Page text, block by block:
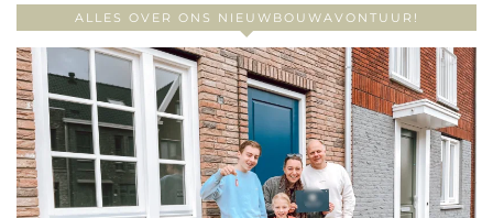
ALLES OVER ONS NIEUWBOUWAVONTUUR!